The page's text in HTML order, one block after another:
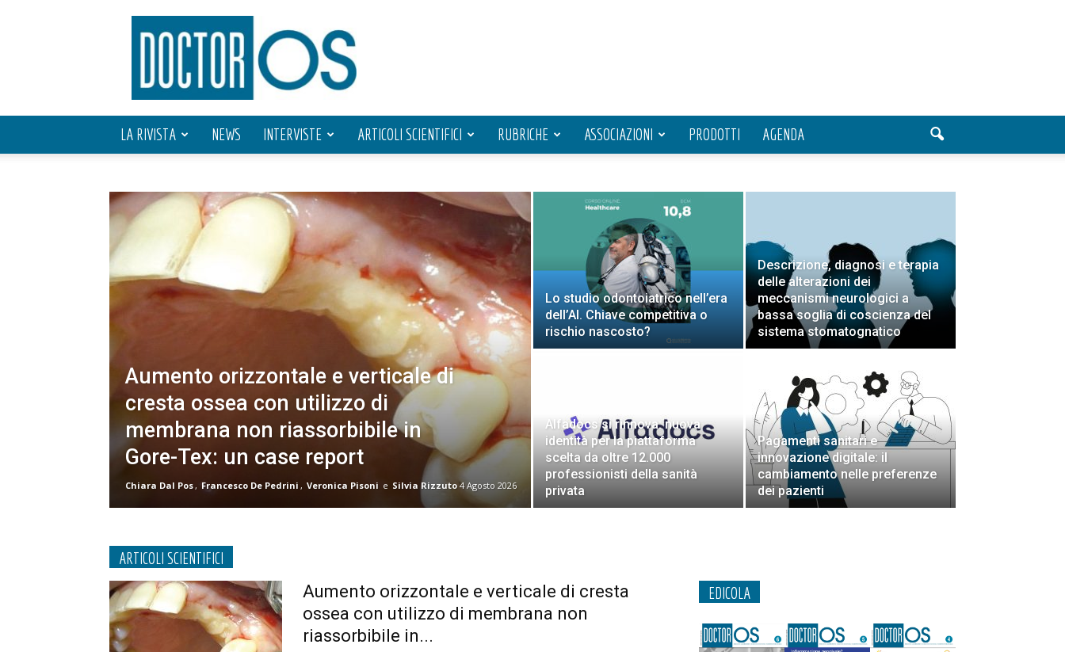
Doctor
LA RIVISTA NEWS INTERVISTE ARTICOLI SCIENTIFICI RUBRICHE ASSOCIAZIONI PRODOTTI AGENDA
Aumento orizzontale e verticale di
cresta ossea con utilizzo di
membrana non riassorbibile in
Gore-Tex: un case report
Chiara Dal Pos, Francesco De Pedrini , Veronica Pisoni e Silvia Rizzuto 4 Agosto 2026
Lo studio odontoiatrico nell’era
dell’AI. Chiave competitiva o
rischio nascosto?
Descrizione, diagnosi e terapia
delle alterazioni dei
meccanismi neurologici a
bassa soglia di coscienza del
sistema stomatognatico
Alfadocs si rinnova: nuova
identità per la piattaforma
scelta da oltre 12.000
professionisti della sanità
privata
Pagamenti sanitari e
innovazione digitale: il
cambiamento nelle preferenze
dei pazienti
ARTICOLI SCIENTIFICI
Aumento orizzontale e verticale di cresta
ossea con utilizzo di membrana non
riassorbibile in...
EDICOLA